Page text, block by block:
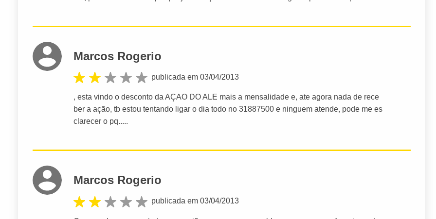
Marcos Rogerio
publicada em 03/04/2013
, esta vindo o desconto da AÇAO DO ALE mais a mensalidade e, ate agora nada de rece
ber a ação, tb estou tentando ligar o dia todo no 31887500 e ninguem atende, pode me es
clarecer o pq.....
Marcos Rogerio
publicada em 03/04/2013